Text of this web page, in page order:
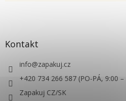
Kontakt
info@zapakuj.cz
+420 734 266 587 (PO-PÁ, 9:00 –
Zapakuj CZ/SK